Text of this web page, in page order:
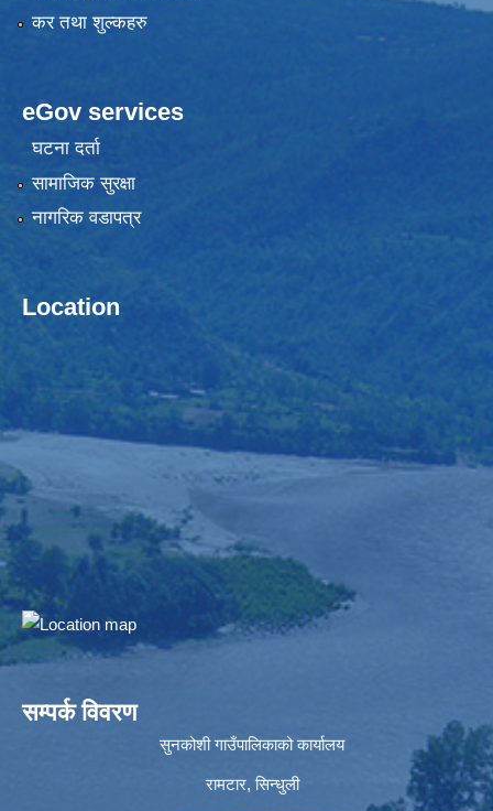
कर तथा शुल्कहरु
eGov services
घटना दर्ता
सामाजिक सुरक्षा
नागरिक वडापत्र
Location
सम्पर्क विवरण
सुनकोशी गाउँपालिकाको कार्यालय
रामटार, सिन्धुली